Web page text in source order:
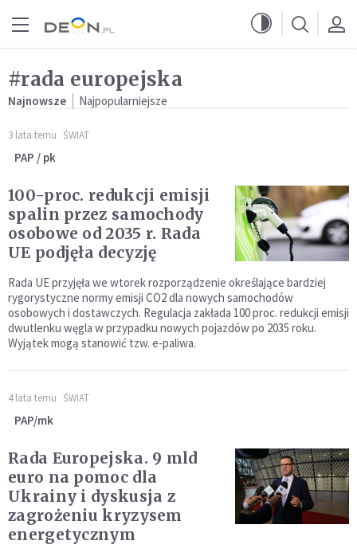
#rada europejska
Najnowsze Najpopularniejsze
3 lata temu ŚWIAT
PAP / pk
100-proc. redukcji emisji
spalin przez samochody
osobowe od 2035 r. Rada
UE podjęła decyzję
Rada UE przyjęła we wtorek rozporządzenie określające bardziej
rygorystyczne normy emisji CO2 dla nowych samochodów
osobowych i dostawczych. Regulacja zakłada 100 proc. redukcji emisji
dwutlenku węgla w przypadku nowych pojazdów po 2035 roku.
Wyjątek mogą stanowić tzw. e-paliwa.
4 lata temu ŚWIAT
PAP/mk
Rada Europejska. 9 mld
euro na pomoc dla
Ukrainy i dyskusja z
zagrożeniu kryzysem
energetycznym